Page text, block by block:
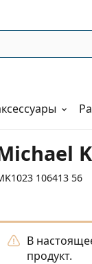
106413 56
В
продукт.